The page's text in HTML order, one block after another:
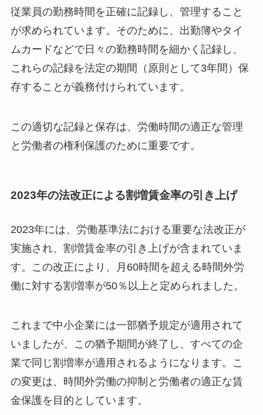
従業員の勤務時間を正確に記録し、管理すること
が求められています。そのために、出勤簿やタイ
ムカードなどで日々の勤務時間を細かく記録し、
これらの記録を法定の期間（原則として3年間）保
存することが義務付けられています。
この適切な記録と保存は、労働時間の適正な管理
と労働者の権利保護のために重要です。
2023年の法改正による割増賃金率の引き上げ
2023年には、労働基準法における重要な法改正が
実施され、割増賃金率の引き上げが含まれていま
す。この改正により、月60時間を超える時間外労
働に対する割増率が50％以上と定められました。
これまで中小企業には一部猶予規定が適用されて
いましたが、この猶予期間が終了し、すべての企
業で同じ割増率が適用されるようになります。こ
の変更は、時間外労働の抑制と労働者の適正な賃
金保護を目的としています。